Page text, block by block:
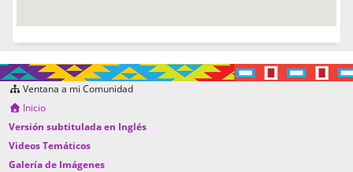
Ventana a mi Comunidad
Inicio
Versión subtitulada en Inglés
Videos Temáticos
Galería de Imágenes